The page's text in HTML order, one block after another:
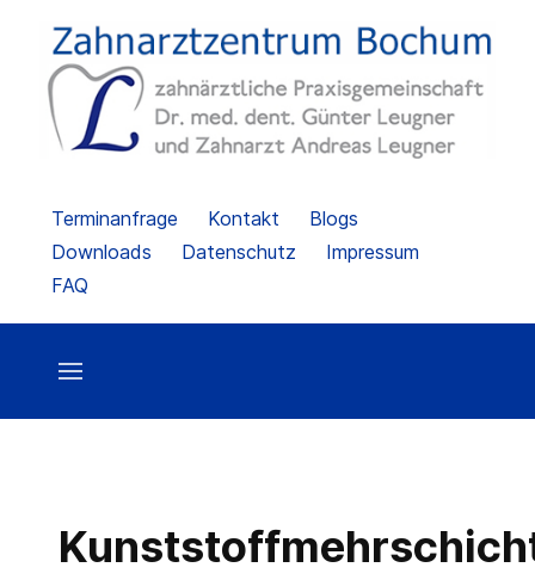
Terminanfrage Kontakt
Blogs
Downloads
Datenschutz
Impressum
FAQ